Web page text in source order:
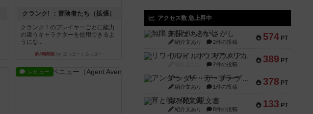
クランク! ：冒険者たち（拡張）
クランク！のプレイヤーごとに能力
の違うキャラクターを使用できるよ
うにな...
約4時間前 by ぽっぽーくるっぽー
レビュー
アクセス数 急上昇中
574 PT
無限まちがいさがし
紹介文あり 2件の投稿
389 PT
リワイルド：サウスアメリカ
2件の投稿
378 PT
アンダー・ザ・テーブラー
紹介文あり 1件の投稿
133 PT
宵と暁の呪文書
紹介文あり 8件の投稿